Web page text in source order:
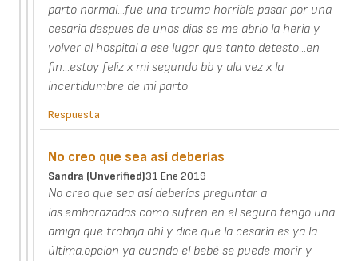
parto normal...fue una trauma horrible pasar por una
cesaria despues de unos dias se me abrio la heria y
volver al hospital a ese lugar que tanto detesto...en
fin...estoy feliz x mi segundo bb y ala vez x la
incertidumbre de mi parto
Respuesta
No creo que sea así deberías
Sandra (unverified)31 Ene 2019
No creo que sea así deberías preguntar a
las.embarazadas como sufren en el seguro tengo una
amiga que trabaja ahí y dice que la cesaría es ya la
última.opcion ya cuando el bebé se puede morir y